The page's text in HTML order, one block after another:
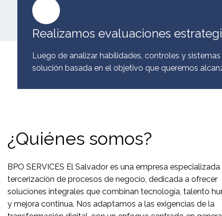
Realizamos evaluaciones
Luego de analizar habilidades, controles y
solución basada en el objetivo que queremos
¿Quiénes somos?
BPO SERVICES El Salvador es una empresa especializada
tercerización de procesos de negocio, dedicada a ofrecer
soluciones integrales que combinan tecnología, talento
y mejora continua. Nos adaptamos a las exigencias de la